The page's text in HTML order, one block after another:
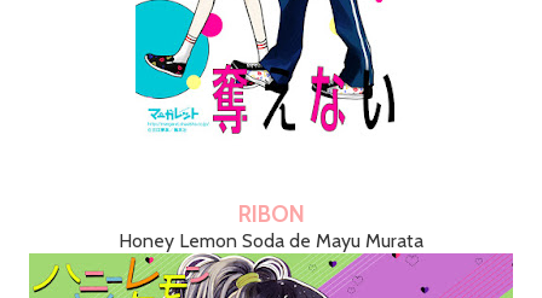
RIBON
Honey Lemon Soda de Mayu Murata